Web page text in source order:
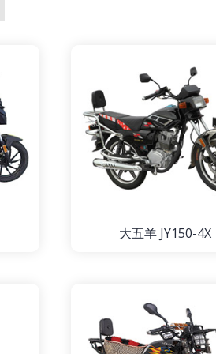
大五羊 JY150-4X